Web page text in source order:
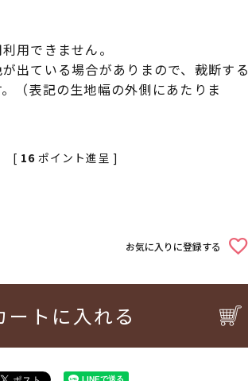
用できません。
出ている場合がありまので、裁断する
（表記の生地幅の外側にあたりま
[ 16 ポイント進呈 ]
お気に入りに登録する
ートに入れる